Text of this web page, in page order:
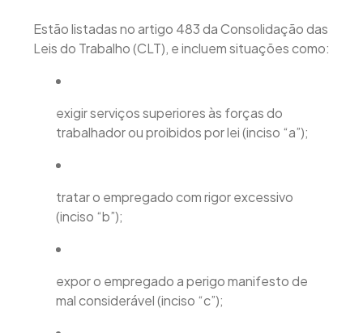
Estão listadas no artigo 483 da Consolidação das
Leis do Trabalho (CLT), e incluem situações como:
exigir serviços superiores às forças do
trabalhador ou proibidos por lei (inciso “a”);
tratar o empregado com rigor excessivo
(inciso “b”);
expor o empregado a perigo manifesto de
mal considerável (inciso “c”);